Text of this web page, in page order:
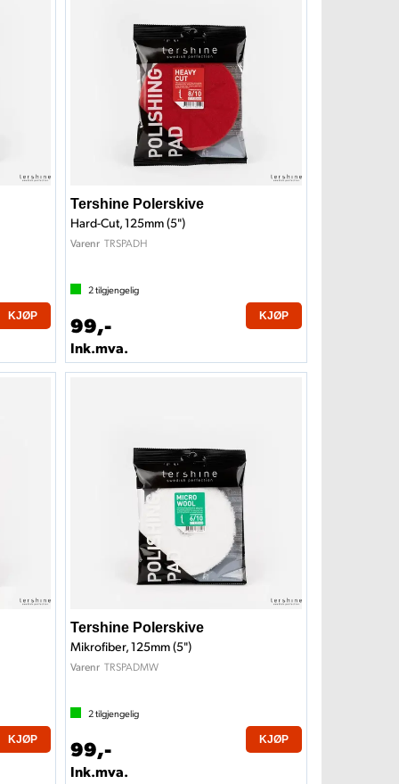
KJØP
Tershine Polerskive
Hard-Cut, 125mm (5")
Varenr TRSPADH
2tilgjengelig
99,-
Ink.mva.
KJØP
KJØP
Tershine Polerskive
Mikrofiber, 125mm (5")
Varenr TRSPADMW
2tilgjengelig
99,-
Ink.mva.
KJØP